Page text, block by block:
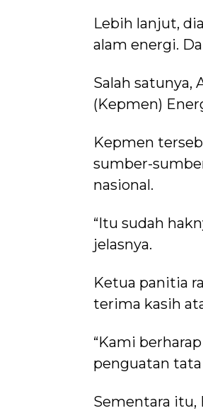
Lebih lanjut,
alam energi.
Salah
(Kepmen)
Kepmen
sumber-
nasional.
“Itu sudah
jelasnya.
Ketua panitia
terima kasih
“Kami
penguatan tata
Sementara itu,